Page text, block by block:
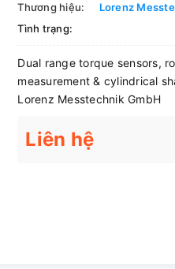
Thương hiệu:
Lorenz
Tình trạng:
Dual range torque sensors,
measurement & cylindrical
Lorenz Messtechnik GmbH
Liên hệ